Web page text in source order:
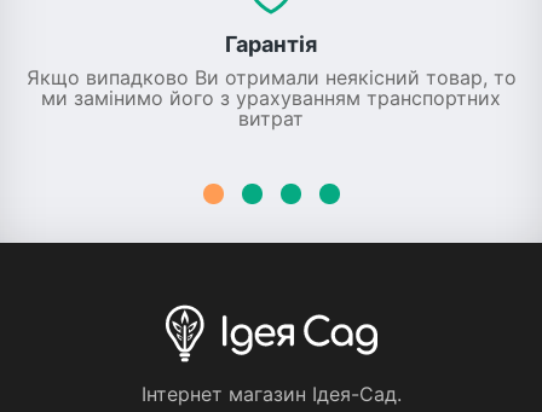
Гарантія
Якщо випадково Ви отримали неякісний товар, то
ми замінимо його з урахуванням транспортних
витрат
Iнтернет магазин Iдея-Сад.